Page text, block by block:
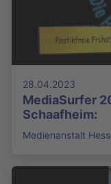
28.04.2023
MediaSurfer
Schaafheim:
Medienanstalt